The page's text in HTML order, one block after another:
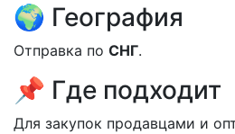
🌍 География
Отправка по СНГ.
📌 Где подходит
Для закупок продавцами и